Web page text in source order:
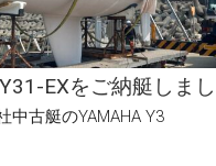
EXをご納艇しま
中古艇のYAMAHA Y3